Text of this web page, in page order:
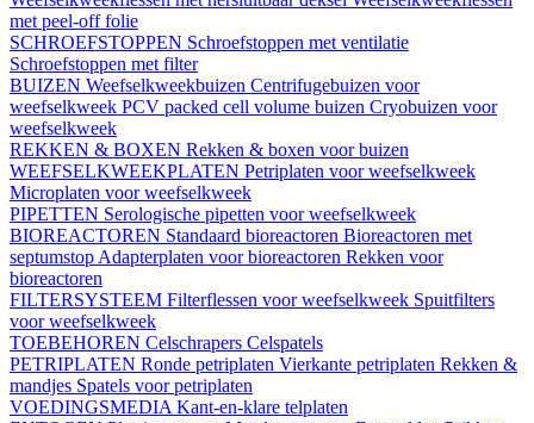
met peel-off folie
SCHROEFSTOPPEN Schroefstoppen met ventilatie
Schroefstoppen met filter
BUIZEN Weefselkweekbuizen Centrifugebuizen voor
weefselkweek PCV packed cell volume buizen Cryobuizen voor
weefselkweek
REKKEN & BOXEN Rekken & boxen voor buizen
WEEFSELKWEEKPLATEN Petriplaten voor weefselkweek
Microplaten voor weefselkweek
PIPETTEN Serologische pipetten voor weefselkweek
BIOREACTOREN Standaard bioreactoren Bioreactoren met
septumstop Adapterplaten voor bioreactoren Rekken voor
bioreactoren
FILTERSYSTEEM Filterflessen voor weefselkweek Spuitfilters
voor weefselkweek
TOEBEHOREN Celschrapers Celspatels
PETRIPLATEN Ronde petriplaten Vierkante petriplaten Rekken &
mandjes Spatels voor petriplaten
VOEDINGSMEDIA Kant-en-klare telplaten